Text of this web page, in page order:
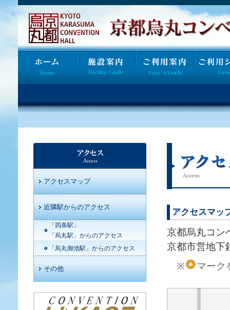
アクセスマップ
近隣駅からのアクセス
「四条駅」
「烏丸駅」からのアクセス
「烏丸御池駅」からのアクセス
その他
アクセスマッ
京都烏丸コン
京都市営地下
※
マーク